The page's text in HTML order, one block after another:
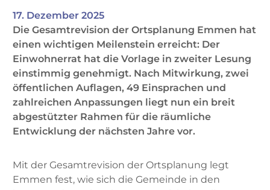
17. Dezember 2025
Die Gesamtrevision der Ortsplanung Emmen hat
einen wichtigen Meilenstein erreicht: Der
Einwohnerrat hat die Vorlage in zweiter Lesung
einstimmig genehmigt. Nach Mitwirkung, zwei
öffentlichen Auflagen, 49 Einsprachen und
zahlreichen Anpassungen liegt nun ein breit
abgestützter Rahmen für die räumliche
Entwicklung der nächsten Jahre vor.
Mit der Gesamtrevision der Ortsplanung legt
Emmen fest, wie sich die Gemeinde in den